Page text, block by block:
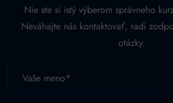
Nie ste si istý výberom správneho
Neváhajte nás kontaktovať, radi
otázky.